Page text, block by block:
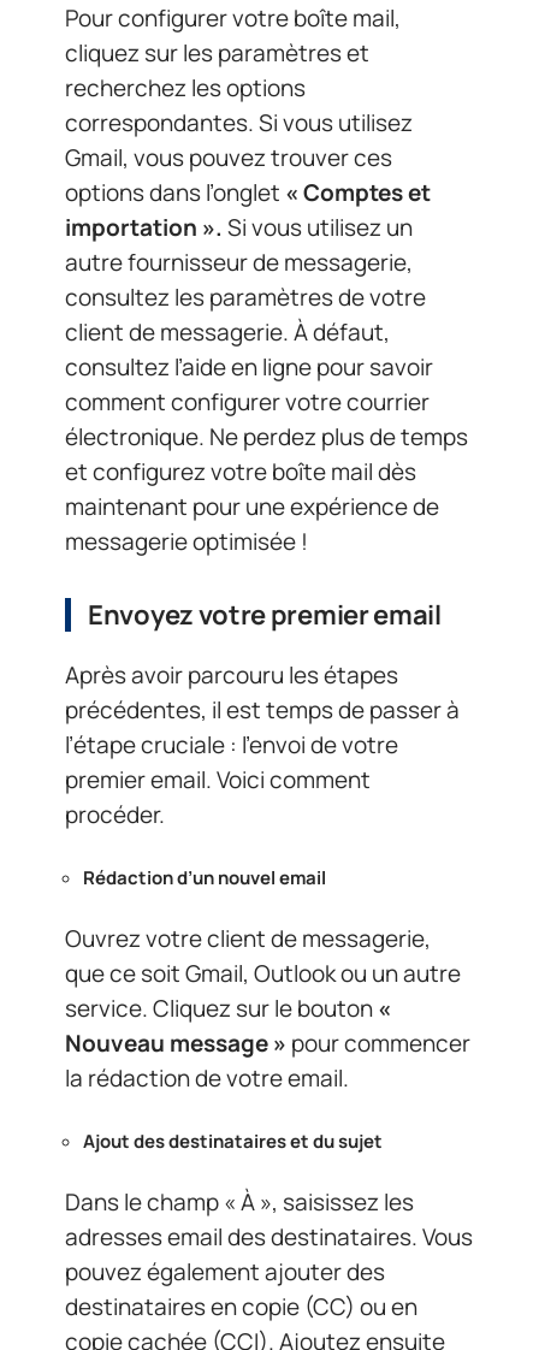
Pour configurer votre boîte mail,
cliquez sur les paramètres et
recherchez les options
correspondantes. Si vous utilisez
Gmail, vous pouvez trouver ces
options dans l’onglet « Comptes et
importation ». Si vous utilisez un
autre fournisseur de messagerie,
consultez les paramètres de votre
client de messagerie. À défaut,
consultez l’aide en ligne pour savoir
comment configurer votre courrier
électronique. Ne perdez plus de temps
et configurez votre boîte mail dès
maintenant pour une expérience de
messagerie optimisée !
Envoyez votre premier email
Après avoir parcouru les étapes
précédentes, il est temps de passer à
l’étape cruciale : l’envoi de votre
premier email. Voici comment
procéder.
Rédaction d’un nouvel email
Ouvrez votre client de messagerie,
que ce soit Gmail, Outlook ou un autre
service. Cliquez sur le bouton«
Nouveau message » pour commencer
la rédaction de votre email.
Ajout des destinataires et du sujet
Dans le champ « À », saisissez les
adresses email des destinataires. Vous
pouvez également ajouter des
destinataires en copie (CC) ou en
copie cachée (CCI). Ajoutez ensuite